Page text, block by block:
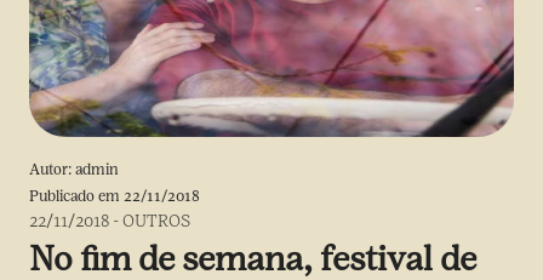
Autor: admin
Publicado em 22/11/2018
22/11/2018 -OUTROS
No fim de semana, festival de